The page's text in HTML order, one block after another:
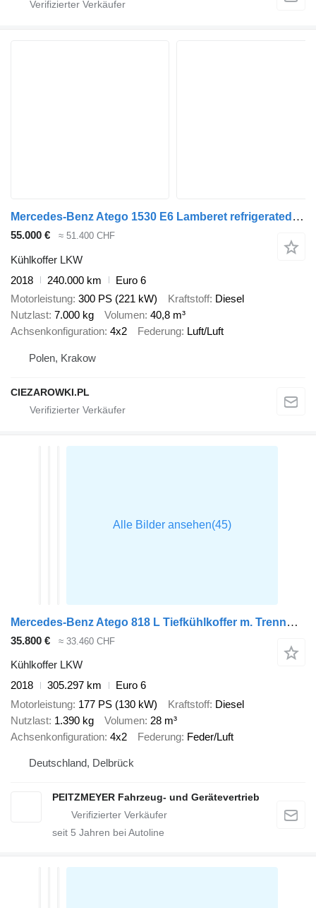
Mercedes-Benz Atego 1530 E6 Lamberet refrigerated truck 17 pallets / load capa
55.000 € ≈ 51.400 CHF
Kühlkoffer LKW
2018
240.000 km
Euro 6
Motorleistung 300 PS (221 kW) Kraftstoff Diesel
Nutzlast 7.000 kg Volumen 40,8 m³
Achsenkonfiguration 4x2 Federung Luft/Luft
Polen, Krakow
CIEZAROWKI.PL
Mercedes-Benz Atego 818 L Tiefkühlkoffer m. Trennwand, Thermo T 800, LBW, Kli
35.800 € ≈ 33.460 CHF
Kühlkoffer LKW
2018
305.297 km
Euro 6
Motorleistung 177 PS (130 kW) Kraftstoff Diesel
Nutzlast 1.390 kg Volumen 28 m³
Achsenkonfiguration 4x2 Federung Feder/Luft
Deutschland, Delbrück
PEITZMEYER Fahrzeug- und Gerätevertrieb
seit 5 Jahren bei Autoline